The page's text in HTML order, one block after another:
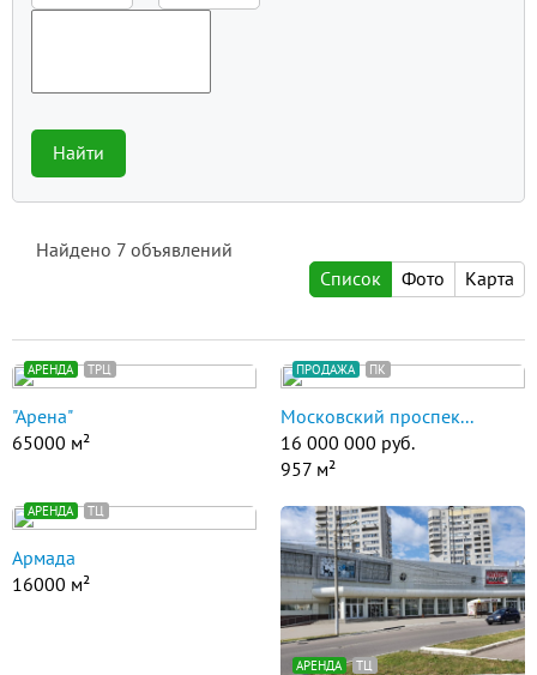
Найти
Найдено 7 объявлений
Список
Фото Карта
АРЕНДА ТРЦ
"Арена"
65000 м²
ПРОДАЖА ПК
Московский проспек...
16 000 000 руб.
957 м²
АРЕНДА ТЦ
Армада
16000 м²
АРЕНДА ТЦ